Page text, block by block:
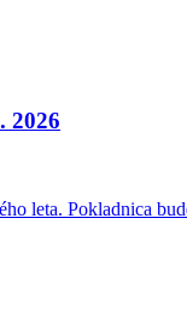
2026
leta. Pokladnica